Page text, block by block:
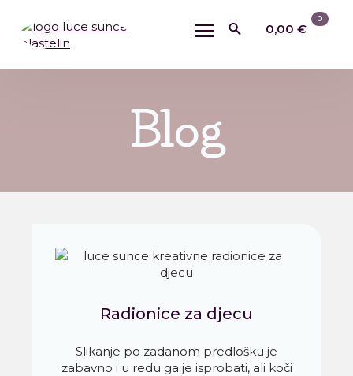
for:
0,00 €
0
Blog
Radionice za djecu
Slikanje po zadanom predlošku je
zabavno i u redu ga je isprobati, ali koči